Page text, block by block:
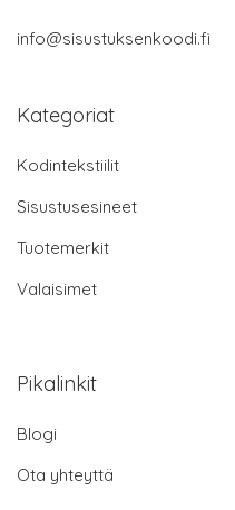
info@sisustuksenkoodi.fi
Kategoriat
Kodintekstiilit
Sisustusesineet
Tuotemerkit
Valaisimet
Pikalinkit
Blogi
Ota yhteyttä